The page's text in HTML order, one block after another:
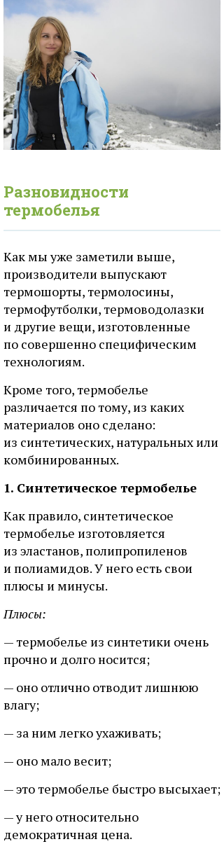
Разновидности
термобелья
Как мы уже заметили выше,
производители выпускают
термошорты, термолосины,
термофутболки, термоводолазки
и другие вещи, изготовленные
по совершенно специфическим
технологиям.
Кроме того, термобелье
различается по тому, из каких
материалов оно сделано:
из синтетических, натуральных или
комбинированных.
1. Синтетическое термобелье
Как правило, синтетическое
термобелье изготовляется
из эластанов, полипропиленов
и полиамидов. У него есть свои
плюсы и минусы.
Плюсы:
— термобелье из синтетики очень
прочно и долго носится;
— оно отлично отводит лишнюю
влагу;
— за ним легко ухаживать;
— оно мало весит;
— это термобелье быстро высыхает;
— у него относительно
демократичная цена.